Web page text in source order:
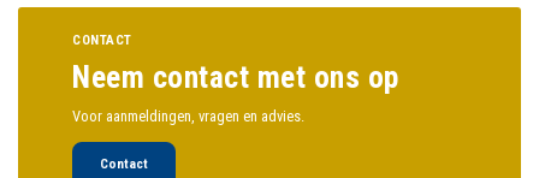
CONTACT
Neem contact met ons op
Voor aanmeldingen, vragen en advies.
Contact